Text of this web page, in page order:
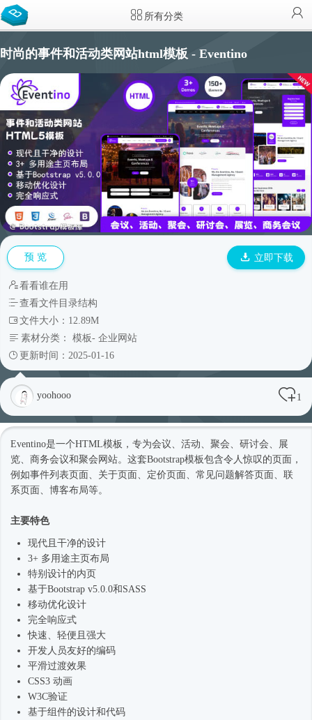
所有分类
时尚的事件和活动类网站html模板 - Eventino
预 览 立即下载
看看谁在用
查看文件目录结构
文件大小：12.89M
素材分类： 模板- 企业网站
更新时间：2025-01-16
yoohooo 1
Eventino是一个HTML模板 ，专为会议、活动、聚会、研讨会、展
览、商务会议和聚会网站。这套Bootstrap模板包含令人惊叹的页面，
例如事件列表页面、关于页面、定价页面、常见问题解答页面、联
系页面、博客布局等。
主要特色
现代且干净的设计
3+ 多用途主页布局
特别设计的内页
基于Bootstrap v5.0.0和SASS
移动优化设计
完全响应式
快速、轻便且强大
开发人员友好的编码
平滑过渡效果
CSS3 动画
W3C验证
基于组件的设计和代码